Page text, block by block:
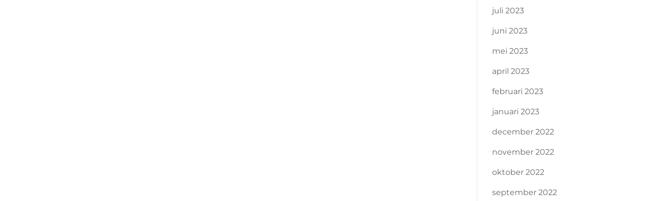
juli 2023
juni 2023
mei 2023
april 2023
februari 2023
januari 2023
december 2022
november 2022
oktober 2022
september 2022